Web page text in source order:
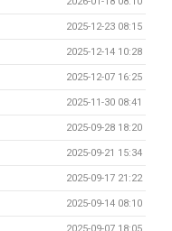
2025-12-23 08:15
2025-12-14 10:28
2025-12-07 16:25
2025-11-30 08:41
2025-09-28 18:20
2025-09-21 15:34
2025-09-17 21:22
2025-09-14 08:10